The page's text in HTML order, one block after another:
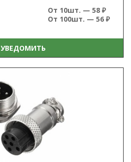
От 10шт. — 58 ₽
От 100шт. — 56 ₽
УВЕДОМИТЬ